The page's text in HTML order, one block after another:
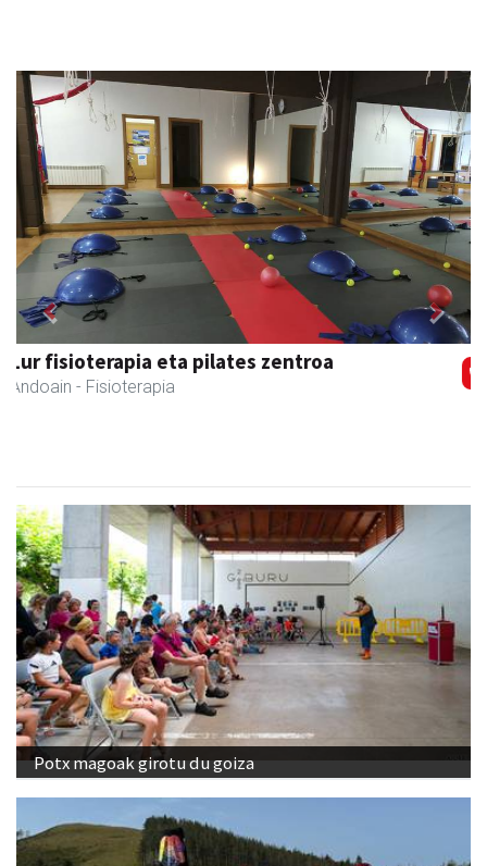
Bastero Kulturgunea
Andoain - Kulturguneak
Previous Next
Potx magoak girotu du goiza